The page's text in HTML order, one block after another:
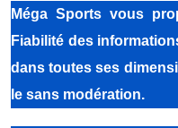
Méga Sports vous
Fiabilité des
dans toutes ses
le sans modération.